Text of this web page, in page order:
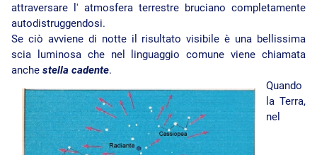
attraversare l' atmosfera terrestre bruciano completamente
autodistruggendosi.
Se ciò avviene di notte il risultato visibile è una bellissima
scia luminosa che nel linguaggio comune viene chiamata
anche stella cadente.
Quando
la Terra,
nel